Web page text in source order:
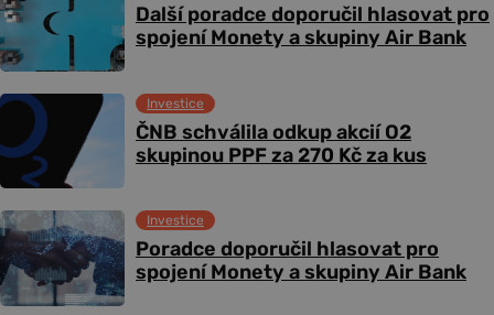
Další poradce doporučil hlasovat pro
spojení Monety a skupiny Air Bank
ČNB schválila odkup akcií O2
skupinou PPF za 270 Kč za kus
Investice
Poradce doporučil hlasovat pro
spojení Monety a skupiny Air Bank
Investice